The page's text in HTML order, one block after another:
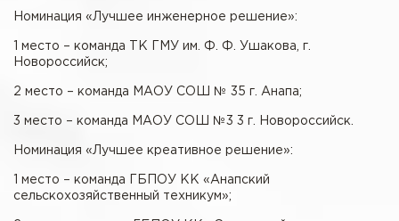
Номинация «Лучшее инженерное решение»:
1 место – команда ТК ГМУ им. Ф. Ф. Ушакова, г.
Новороссийск;
2 место – команда МАОУ СОШ № 35 г. Анапа;
3 место – команда МАОУ СОШ №3 3 г. Новороссийск.
Номинация «Лучшее креативное решение»:
1 место – команда ГБПОУ КК «Анапский
сельскохозяйственный техникум»;